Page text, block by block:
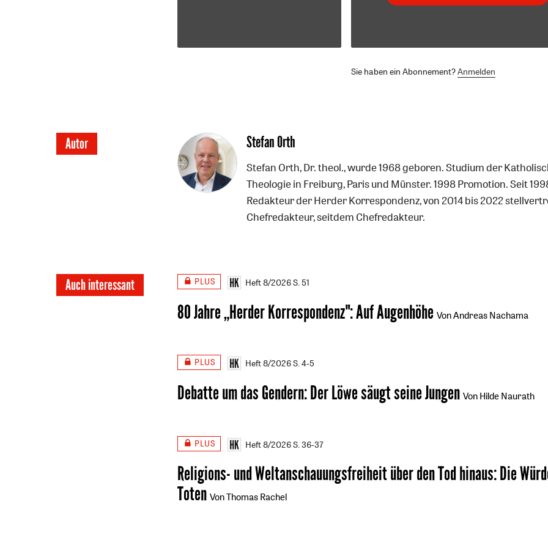
Sie haben ein Abonnement?Anmelden
Überschrift
Autor Stefan Orth
Stefan Orth, Dr. theol., wurde 1968 geboren. Studium der
Theologie in Freiburg, Paris und Münster. 1998 Promotion. Seit
Redakteur der Herder Korrespondenz, von 2014 bis 2022
Chefredakteur, seitdem Chefredakteur.
Auch interessant PLUS Heft 8/2026S. 51
80 Jahre „Herder Korrespondenz":Auf Augenhöhe Von Andreas Nachama
PLUS Heft 8/2026S. 4-5
Debatte um das Gendern: Der Löwe säugt seine Jungen Von Hilde Naurath
PLUS Heft 8/2026S. 36-37
Religions- und Weltanschauungsfreiheit über den Tod hinaus:Die
Toten Von Thomas Rachel